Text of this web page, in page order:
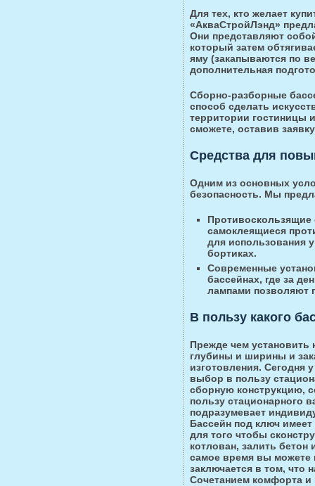
Для тех, кто желает
«АкваСтройЛэнд»
Они представляют
который затем
яму (закапываются по
дополнительная
Сборно-разборные
способ сделать
территории гостиницы
сможете, оставив
Средства для
Одним из основных
безопасность. Мы
самоклеящиеся
для использования
бортиках.
Современные
бассейнах, где за
лампами позволяют
В пользу какого
Прежде чем установить
глубины и ширины и
изготовления. Сегодня
выбор в пользу
сборную конструкцию,
пользу стационарного
подразумевает
Бассейн под ключ
для того чтобы
котлован, залить бетон
самое время вы можете
заключается в том, что
Сочетанием комфорта и